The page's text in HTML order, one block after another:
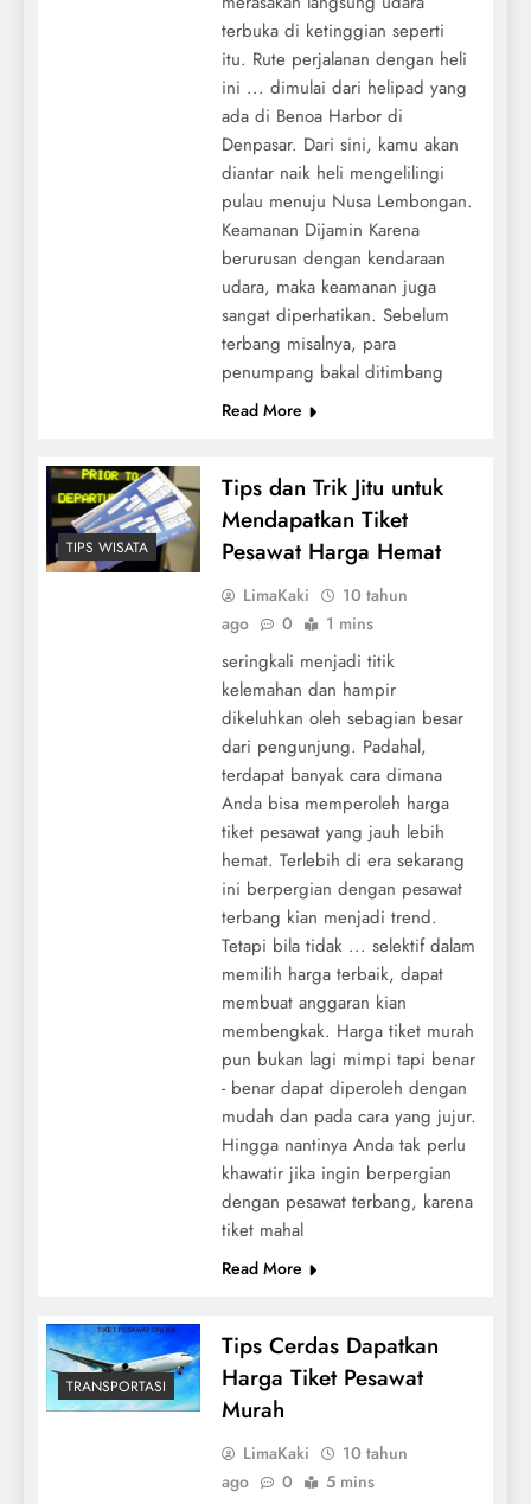
terbuka di ketinggian seperti
itu. Rute perjalanan dengan heli
ini ... dimulai dari helipad yang
ada di Benoa Harbor di
Denpasar. Dari sini, kamu akan
diantar naik heli mengelilingi
pulau menuju Nusa Lembongan.
Keamanan Dijamin Karena
berurusan dengan kendaraan
udara, maka keamanan juga
sangat diperhatikan. Sebelum
terbang misalnya, para
penumpang bakal ditimbang
Read More
TIPS WISATA
Tips dan Trik Jitu untuk
Mendapatkan Tiket
Pesawat Harga Hemat
LimaKaki
10 tahun
ago
0 1 mins
seringkali menjadi titik
kelemahan dan hampir
dikeluhkan oleh sebagian besar
dari pengunjung. Padahal,
terdapat banyak cara dimana
Anda bisa memperoleh harga
tiket pesawat yang jauh lebih
hemat. Terlebih di era sekarang
ini berpergian dengan pesawat
terbang kian menjadi trend.
Tetapi bila tidak ... selektif dalam
memilih harga terbaik, dapat
membuat anggaran kian
membengkak. Harga tiket murah
pun bukan lagi mimpi tapi benar
- benar dapat diperoleh dengan
mudah dan pada cara yang jujur.
Hingga nantinya Anda tak perlu
khawatir jika ingin berpergian
dengan pesawat terbang, karena
tiket mahal
Read More
TRANSPORTASI
Tips Cerdas Dapatkan
Harga Tiket Pesawat
Murah
LimaKaki
10 tahun
ago
0 5 mins